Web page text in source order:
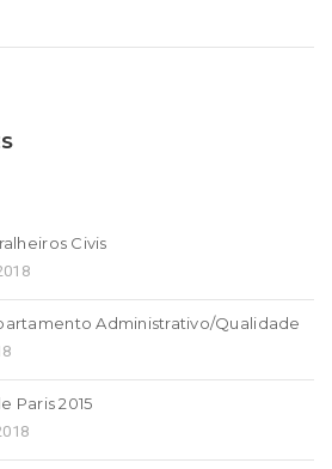
Civis
Administrativo/Qualidade
Paris 2015